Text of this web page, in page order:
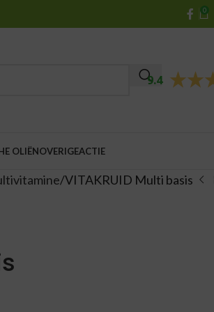
0
9.4
OLIËNOVERIGEACTIE
VITAKRUID Multi basis